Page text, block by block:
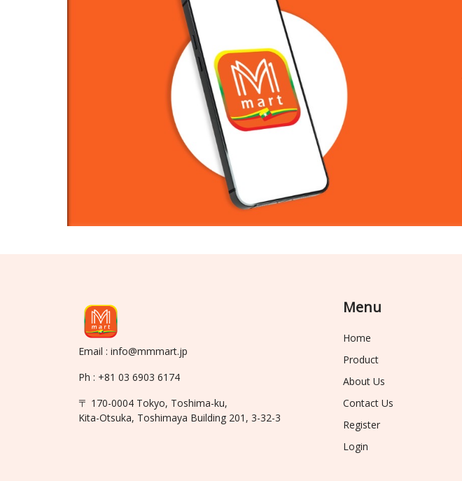
Email : info@mmmart.jp
Ph : +81 03 6903 6174
〒 170-0004 Tokyo, Toshima-ku,
Kita-Otsuka, Toshimaya Building 201, 3-32-3
Menu
Home
Product
About Us
Contact Us
Register
Login